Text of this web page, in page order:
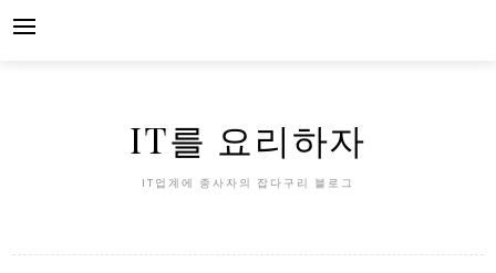
IT를 요리하자
IT업계에 종사자의 잡다구리 블로그